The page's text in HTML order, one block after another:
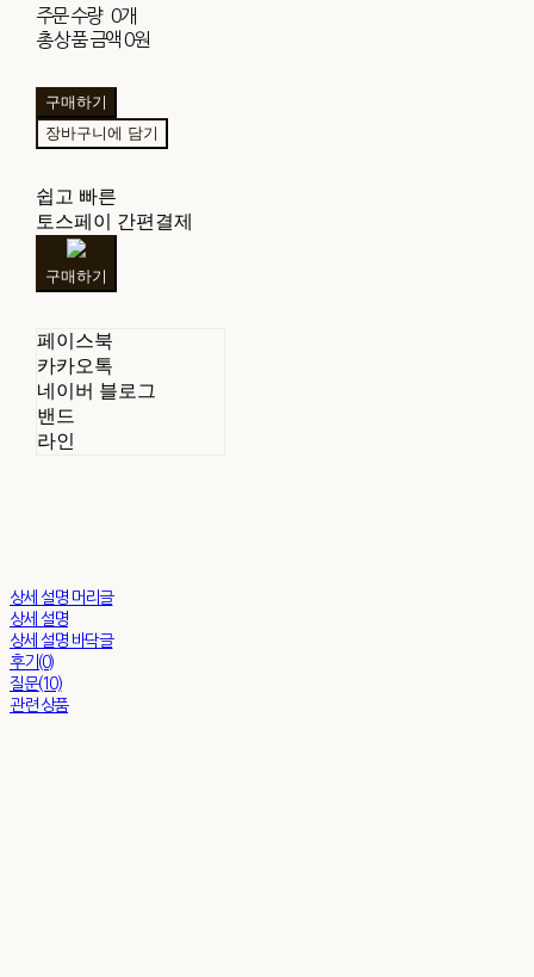
주문 수량 0개
총 상품 금액0원
구매하기
장바구니에 담기
쉽고 빠른
토스페이 간편결제
구매하기
페이스북
카카오톡
네이버 블로그
밴드
라인
상세 설명 머리글
상세 설명
상세 설명 바닥글
후기(0)
질문(10)
관련 상품